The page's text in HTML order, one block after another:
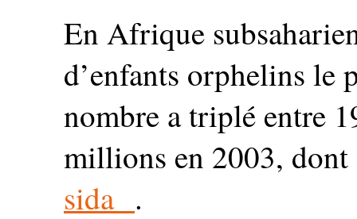
En Afrique
d’enfants orphelins le
nombre a triplé entre
millions en 2003, dont
sida .